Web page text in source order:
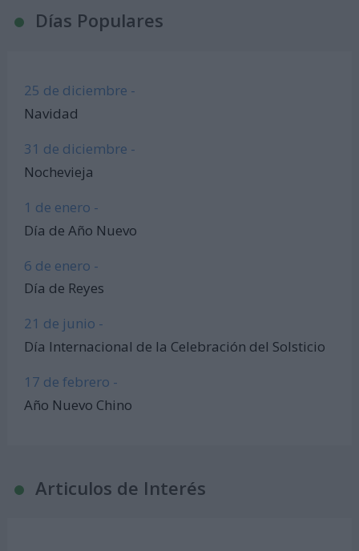
Días Populares
25 de diciembre -
Navidad
31 de diciembre -
Nochevieja
1 de enero -
Día de Año Nuevo
6 de enero -
Día de Reyes
21 de junio -
Día Internacional de la Celebración del Solsticio
17 de febrero -
Año Nuevo Chino
Articulos de Interés